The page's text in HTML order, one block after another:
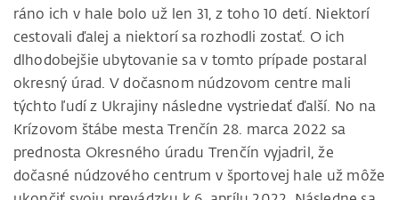
ráno ich v hale bolo už len 31, z toho 10 detí. Niektorí
cestovali ďalej a niektorí sa rozhodli zostať. O ich
dlhodobejšie ubytovanie sa v tomto prípade postaral
okresný úrad. V dočasnom núdzovom centre mali
týchto ľudí z Ukrajiny následne vystriedať ďalší. No na
Krízovom štábe mesta Trenčín 28. marca 2022 sa
prednosta Okresného úradu Trenčín vyjadril, že
dočasné núdzového centrum v športovej hale už môže